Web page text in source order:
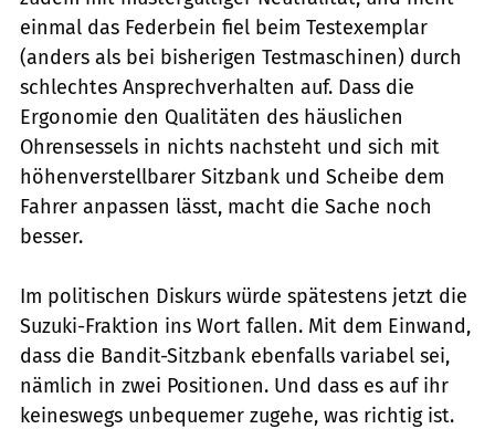
einmal das Federbein fiel beim Testexemplar
(anders als bei bisherigen Testmaschinen) durch
schlechtes Ansprechverhalten auf. Dass die
Ergonomie den Qualitäten des häuslichen
Ohrensessels in nichts nachsteht und sich mit
höhenverstellbarer Sitzbank und Scheibe dem
Fahrer anpassen lässt, macht die Sache noch
besser.
Im politischen Diskurs würde spätestens jetzt die
Suzuki-Fraktion ins Wort fallen. Mit dem Einwand,
dass die Bandit-Sitzbank ebenfalls variabel sei,
nämlich in zwei Positionen. Und dass es auf ihr
keineswegs unbequemer zugehe, was richtig ist.